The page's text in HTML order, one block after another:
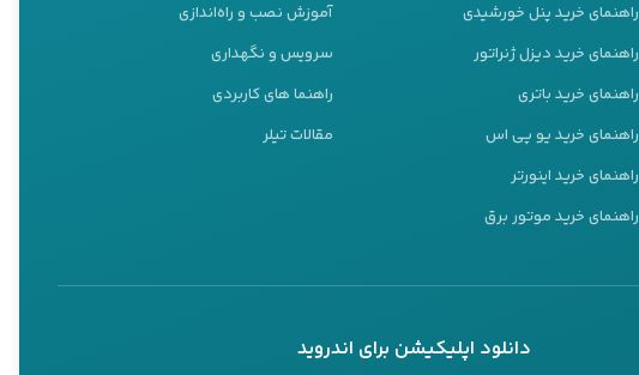
راهنمای خرید پنل خورشیدی
راهنمای خرید دیزل ژنراتور
راهنمای خرید باتری
راهنمای خرید یو پی اس
راهنمای خرید اینورتر
راهنمای خرید موتور برق
آموزش نصب و راه‌اندازی
سرویس و نگهداری
راهنما های کاربردی
مقالات تیلر
دانلود اپلیکیشن برای اندروید